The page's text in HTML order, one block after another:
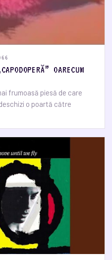
OARECUM
frumoasă piesă de care
o poartă către